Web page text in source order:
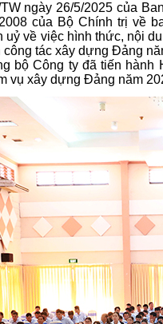
ngày 26/5/2025 của
của Bộ Chính trị về
uỷ về việc hình thức, nội
tác xây dựng Đảng
bộ Công ty đã tiến
vụ xây dựng Đảng năm